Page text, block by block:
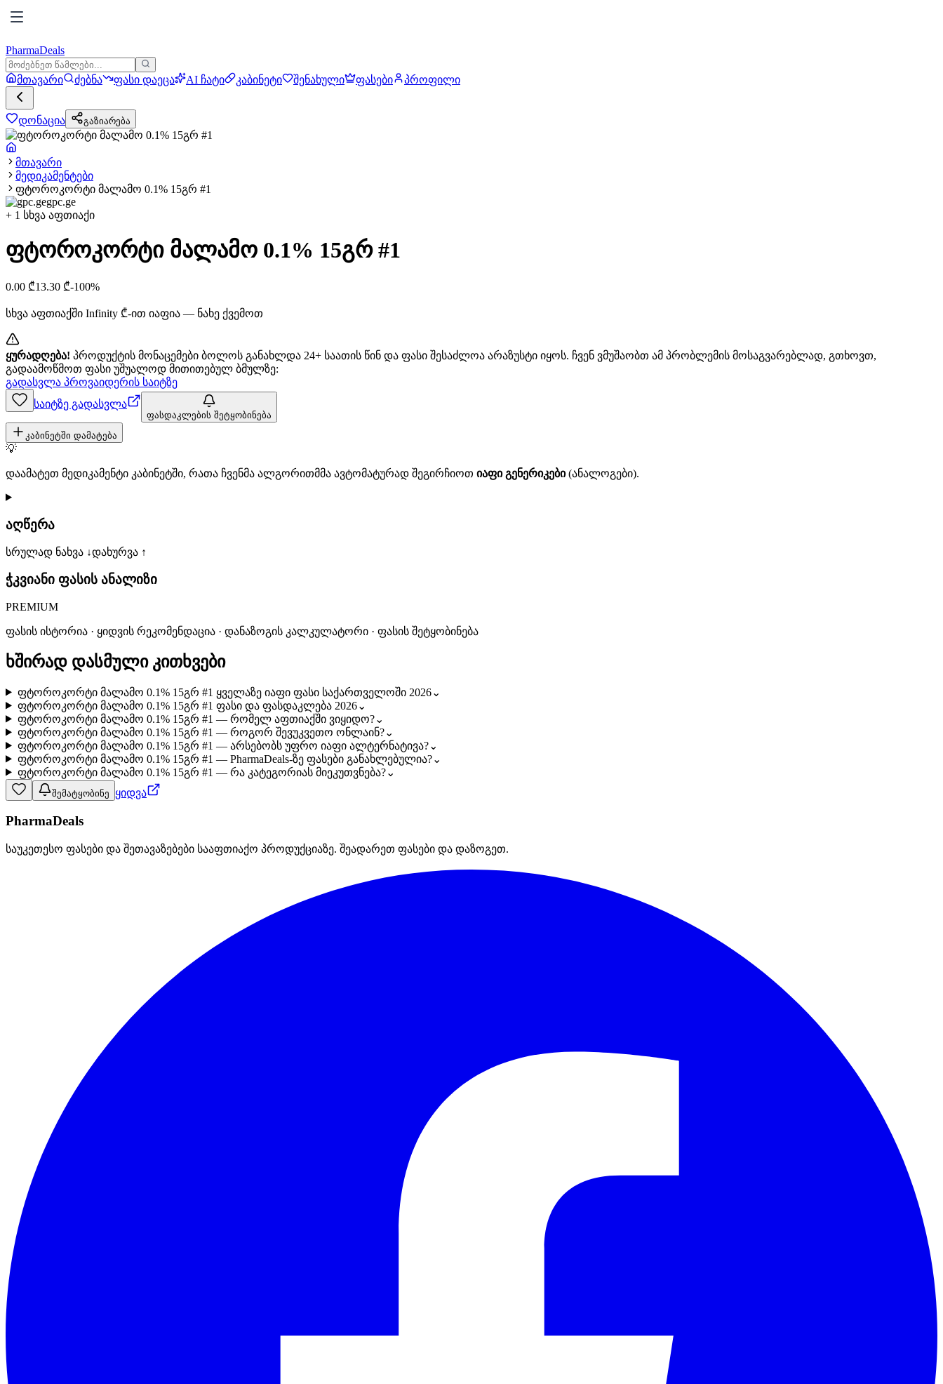
PharmaDeals
მთავარი ძებნა ფასი დაეცა AI ჩატი კაბინეტი შენახული ფასები პროფილი
დონაცია გაზიარება
მთავარი
მედიკამენტები
ფტოროკორტი მალამო 0.1% 15გრ #1
gpc.ge
+ 1 სხვა აფთიაქი
ფტოროკორტი მალამო 0.1% 15გრ #1
0.00 ₾13.30 ₾-100%
სხვა აფთიაქში Infinity ₾-ით იაფია — ნახე ქვემოთ
ყურადღება! პროდუქტის მონაცემები ბოლოს განახლდა 24+ საათის წინ და ფასი შესაძლოა არაზუსტი იყოს. ჩვენ ვმუშაობთ ამ პრობლემის მოსაგვარებლად, გთხოვთ,
გადაამოწმოთ ფასი უშუალოდ მითითებულ ბმულზე:
გადასვლა პროვაიდერის საიტზე
საიტზე გადასვლა
ფასდაკლების შეტყობინება
კაბინეტში დამატება
💡
დაამატეთ მედიკამენტი კაბინეტში, რათა ჩვენმა ალგორითმმა ავტომატურად შეგირჩიოთ იაფი გენერიკები(ანალოგები).
აღწერა
სრულად ნახვა ↓დახურვა ↑
ჭკვიანი ფასის ანალიზი
PREMIUM
ფასის ისტორია · ყიდვის რეკომენდაცია · დანაზოგის კალკულატორი · ფასის შეტყობინება
ხშირად დასმული კითხვები
ფტოროკორტი მალამო 0.1% 15გრ #1 ყველაზე იაფი ფასი საქართველოში 2026⌄
ფტოროკორტი მალამო 0.1% 15გრ #1 ფასი და ფასდაკლება 2026⌄
ფტოროკორტი მალამო 0.1% 15გრ #1 — რომელ აფთიაქში ვიყიდო?⌄
ფტოროკორტი მალამო 0.1% 15გრ #1 — როგორ შევუკვეთო ონლაინ?⌄
ფტოროკორტი მალამო 0.1% 15გრ #1 — არსებობს უფრო იაფი ალტერნატივა?⌄
ფტოროკორტი მალამო 0.1% 15გრ #1 — PharmaDeals-ზე ფასები განახლებულია?⌄
ფტოროკორტი მალამო 0.1% 15გრ #1 — რა კატეგორიას მიეკუთვნება?⌄
შემატყობინე ყიდვა
PharmaDeals
საუკეთესო ფასები და შეთავაზებები სააფთიაქო პროდუქციაზე. შეადარეთ ფასები და დაზოგეთ.